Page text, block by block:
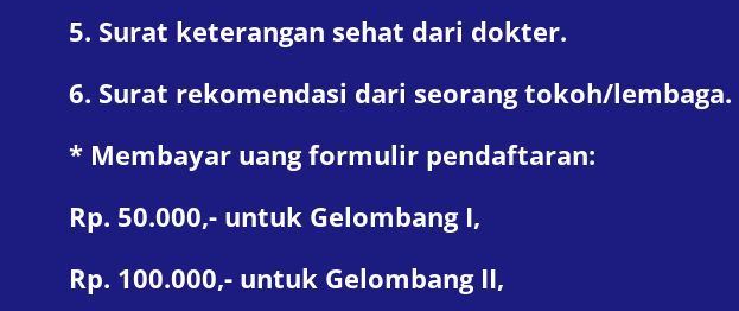
5. Surat keterangan sehat dari dokter.
6. Surat rekomendasi dari seorang tokoh/lembaga.
* Membayar uang formulir pendaftaran:
Rp. 50.000,- untuk Gelombang I,
Rp. 100.000,- untuk Gelombang II,